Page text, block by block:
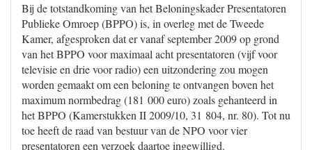
Bij de totstandkoming van het Beloningskader Presentatoren
Publieke Omroep (BPPO) is, in overleg met de Tweede
Kamer, afgesproken dat er vanaf september 2009 op grond
van het BPPO voor maximaal acht presentatoren (vijf voor
televisie en drie voor radio) een uitzondering zou mogen
worden gemaakt om een beloning te ontvangen boven het
maximum normbedrag (181 000 euro) zoals gehanteerd in
het BPPO (Kamerstukken II 2009/10, 31 804, nr. 80). Tot nu
toe heeft de raad van bestuur van de NPO voor vier
presentatoren een verzoek daartoe ingewilligd.